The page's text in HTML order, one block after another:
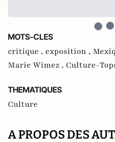
MOTS-CLES
critique , exposition ,
Marie Wimez , Culture-
THEMATIQUES
Culture
A PROPOS DES